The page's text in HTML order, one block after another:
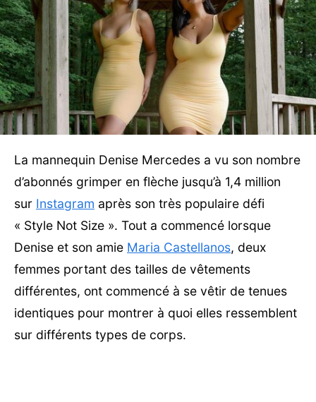
La mannequin Denise Mercedes a vu son nombre
d’abonnés grimper en flèche jusqu’à 1,4 million
sur Instagram après son très populaire défi
« Style Not Size ». Tout a commencé lorsque
Denise et son amie Maria Castellanos, deux
femmes portant des tailles de vêtements
différentes, ont commencé à se vêtir de tenues
identiques pour montrer à quoi elles ressemblent
sur différents types de corps.